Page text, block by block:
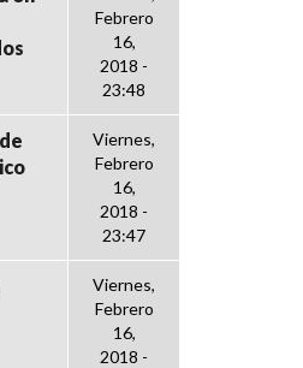
Febrero
16,
2018 -
23:48
Viernes,
Febrero
16,
2018 -
23:47
Viernes,
Febrero
16,
2018 -